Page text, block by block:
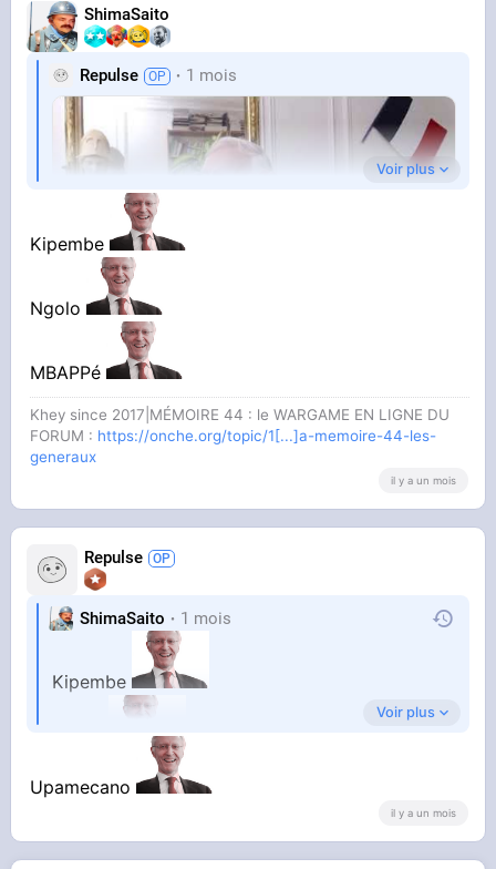
ShimaSaito
Repulse 1 mois
YOUTUBE
L'irréfutable analyse d'Henry De Lesquen sur
l'équipe de "France"
Youtube Notes
Petite vidéo d'accueil
Voir plus
Kipembe
Ngolo
MBAPPé
Khey since 2017|MÉMOIRE 44 : le WARGAME EN LIGNE DU
FORUM : https://onche.org/topic/1[...]a-memoire-44-les-
generaux
il y a un mois
Repulse
ShimaSaito 1 mois
Kipembe
Voir plus
Upamecano
il y a un mois